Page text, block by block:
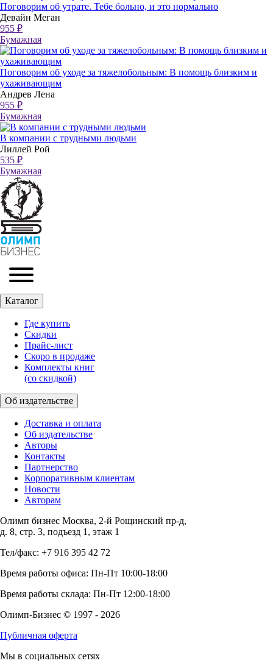
Поговорим об утрате. Тебе больно, и это нормально
Девайн Меган
955 ₽
Бумажная
Поговорим об уходе за тяжелобольным: В помощь близким и
ухаживающим
Андрев Лена
955 ₽
Бумажная
В компании с трудными людьми
Лиллей Рой
535 ₽
Бумажная
Каталог
Где купить
Скидки
Прайc-лист
Скоро в продаже
Комплекты книг
(со скидкой)
Об издательстве
Доставка и оплата
Об издательстве
Авторы
Контакты
Партнерство
Корпоративным клиентам
Новости
Авторам
Олимп бизнес Москва, 2-й Рощинский пр-д,
д. 8, стр. 3, подъезд 1, этаж 1
Тел/факс: +7 916 395 42 72
Время работы офиса: Пн-Пт 10:00-18:00
Время работы склада: Пн-Пт 12:00-18:00
Олимп-Бизнес © 1997 - 2026
Публичная оферта
Мы в социальных сетях